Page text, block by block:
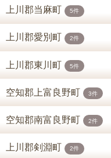
上川郡当麻町 5件
上川郡愛別町 2件
上川郡東川町 5件
空知郡上富良野町 3件
空知郡南富良野町 2件
上川郡剣淵町 2件